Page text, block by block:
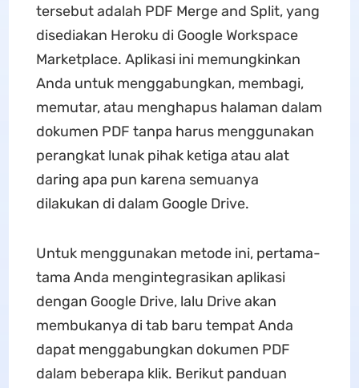
tersebut adalah PDF Merge and Split, yang
disediakan Heroku di Google Workspace
Marketplace. Aplikasi ini memungkinkan
Anda untuk menggabungkan, membagi,
memutar, atau menghapus halaman dalam
dokumen PDF tanpa harus menggunakan
perangkat lunak pihak ketiga atau alat
daring apa pun karena semuanya
dilakukan di dalam Google Drive.
Untuk menggunakan metode ini, pertama-
tama Anda mengintegrasikan aplikasi
dengan Google Drive, lalu Drive akan
membukanya di tab baru tempat Anda
dapat menggabungkan dokumen PDF
dalam beberapa klik. Berikut panduan